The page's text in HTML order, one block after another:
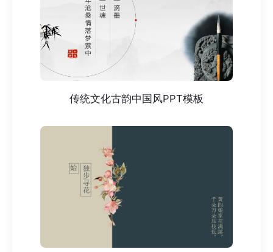
传统文化古韵中国风PPT模板